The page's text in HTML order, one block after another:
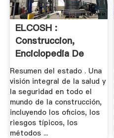
ELCOSH :
Construccion,
Enciclopedia De
Salud Y .
Resumen del estado . Una
visión integral de la salud y
la seguridad en todo el
mundo de la construcción,
incluyendo los oficios, los
riesgos típicos, los
métodos ...